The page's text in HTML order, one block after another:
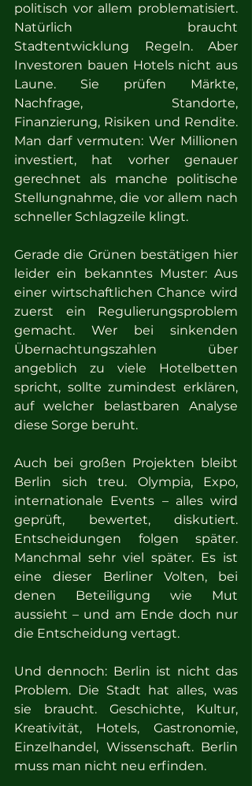
politisch vor allem problematisiert.
Natürlich braucht
Stadtentwicklung Regeln. Aber
Investoren bauen Hotels nicht aus
Laune. Sie prüfen Märkte,
Nachfrage, Standorte,
Finanzierung, Risiken und Rendite.
Man darf vermuten: Wer Millionen
investiert, hat vorher genauer
gerechnet als manche politische
Stellungnahme, die vor allem nach
schneller Schlagzeile klingt.
Gerade die Grünen bestätigen hier
leider ein bekanntes Muster: Aus
einer wirtschaftlichen Chance wird
zuerst ein Regulierungsproblem
gemacht. Wer bei sinkenden
Übernachtungszahlen über
angeblich zu viele Hotelbetten
spricht, sollte zumindest erklären,
auf welcher belastbaren Analyse
diese Sorge beruht.
Auch bei großen Projekten bleibt
Berlin sich treu. Olympia, Expo,
internationale Events – alles wird
geprüft, bewertet, diskutiert.
Entscheidungen folgen später.
Manchmal sehr viel später. Es ist
eine dieser Berliner Volten, bei
denen Beteiligung wie Mut
aussieht – und am Ende doch nur
die Entscheidung vertagt.
Und dennoch: Berlin ist nicht das
Problem. Die Stadt hat alles, was
sie braucht. Geschichte, Kultur,
Kreativität, Hotels, Gastronomie,
Einzelhandel, Wissenschaft. Berlin
muss man nicht neu erfinden.